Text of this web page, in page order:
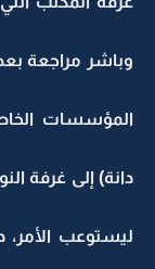
وباشر مراجعة
المؤسسات
دانة) إلى غرفة
ليستوعب